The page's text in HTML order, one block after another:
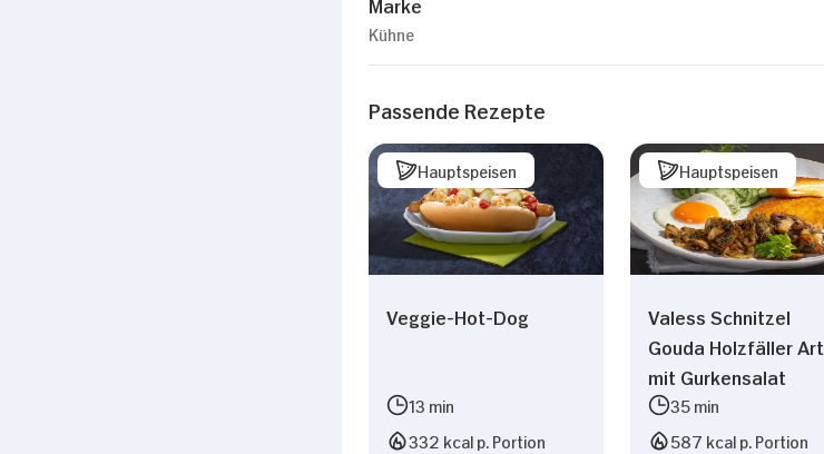
Kühne
Passende Rezepte
Hauptspeisen
Veggie-Hot-Dog
13 min
332 kcal p. Portion
Hauptspeisen
Valess Schnitzel
Gouda Holzfäller Art
mit Gurkensalat
35 min
587 kcal p. Portion